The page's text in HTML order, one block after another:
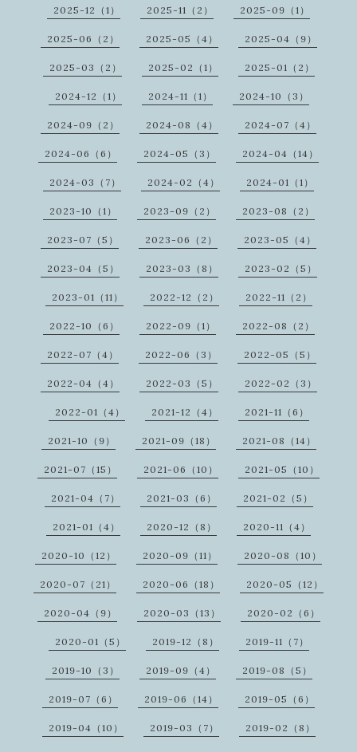
2025-12（1） 2025-11（2） 2025-09（1）
2025-06（2） 2025-05（4） 2025-04（9）
2025-03（2） 2025-02（1） 2025-01（2）
2024-12（1） 2024-11（1） 2024-10（3）
2024-09（2） 2024-08（4） 2024-07（4）
2024-06（6） 2024-05（3） 2024-04（14）
2024-03（7） 2024-02（4） 2024-01（1）
2023-10（1） 2023-09（2） 2023-08（2）
2023-07（5） 2023-06（2） 2023-05（4）
2023-04（5） 2023-03（8） 2023-02（5）
2023-01（11） 2022-12（2） 2022-11（2）
2022-10（6） 2022-09（1） 2022-08（2）
2022-07（4） 2022-06（3） 2022-05（5）
2022-04（4） 2022-03（5） 2022-02（3）
2022-01（4） 2021-12（4） 2021-11（6）
2021-10（9） 2021-09（18） 2021-08（14）
2021-07（15） 2021-06（10） 2021-05（10）
2021-04（7） 2021-03（6） 2021-02（5）
2021-01（4） 2020-12（8） 2020-11（4）
2020-10（12） 2020-09（11） 2020-08（10）
2020-07（21） 2020-06（18） 2020-05（12）
2020-04（9） 2020-03（13） 2020-02（6）
2020-01（5） 2019-12（8） 2019-11（7）
2019-10（3） 2019-09（4） 2019-08（5）
2019-07（6） 2019-06（14） 2019-05（6）
2019-04（10） 2019-03（7） 2019-02（8）